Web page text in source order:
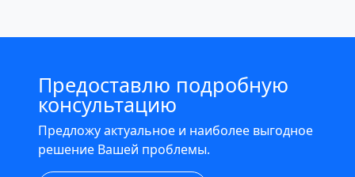
Предоставлю подробную
консультацию
Предложу актуальное и наиболее выгодное
решение Вашей проблемы.